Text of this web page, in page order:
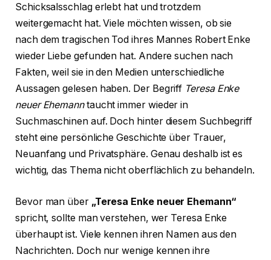
Schicksalsschlag erlebt hat und trotzdem
weitergemacht hat. Viele möchten wissen, ob sie
nach dem tragischen Tod ihres Mannes Robert Enke
wieder Liebe gefunden hat. Andere suchen nach
Fakten, weil sie in den Medien unterschiedliche
Aussagen gelesen haben. Der Begriff Teresa Enke
neuer Ehemanntaucht immer wieder in
Suchmaschinen auf. Doch hinter diesem Suchbegriff
steht eine persönliche Geschichte über Trauer,
Neuanfang und Privatsphäre. Genau deshalb ist es
wichtig, das Thema nicht oberflächlich zu behandeln.
Bevor man über „Teresa Enke neuer Ehemann“
spricht, sollte man verstehen, wer Teresa Enke
überhaupt ist. Viele kennen ihren Namen aus den
Nachrichten. Doch nur wenige kennen ihre